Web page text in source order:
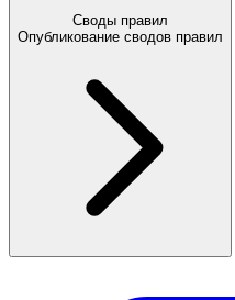
Своды правил
Опубликование сводов правил